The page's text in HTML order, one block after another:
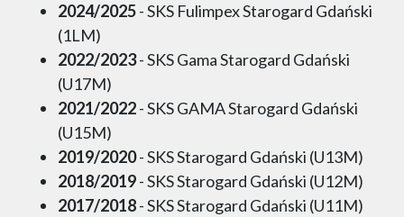
2024/2025- SKS Fulimpex Starogard Gdański
(1LM)
2022/2023- SKS Gama Starogard Gdański
(U17M)
2021/2022- SKS GAMA Starogard Gdański
(U15M)
2019/2020- SKS Starogard Gdański (U13M)
2018/2019- SKS Starogard Gdański (U12M)
2017/2018- SKS Starogard Gdański (U11M)